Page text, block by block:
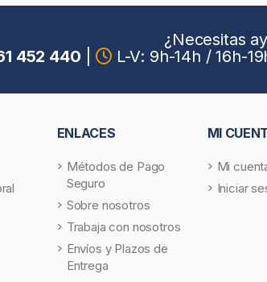
¿Necesitas
452 440
L-V: 9h-14h / 16h-
ENLACES
Métodos de Pago
Seguro
Sobre nosotros
Trabaja con nosotros
Envíos y Plazos de
Entrega
MI
Mi
Iniciar